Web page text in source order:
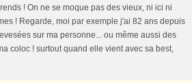
! On ne se moque pas des vieux, ni ici ni
! Regarde, moi par exemple j'ai 82 ans depuis
sur ma personne... ou même aussi des
coloc ! surtout quand elle vient avec sa best,